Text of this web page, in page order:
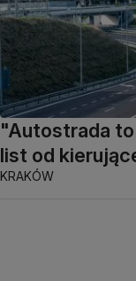
"Autostrada
list od
KRAKÓW